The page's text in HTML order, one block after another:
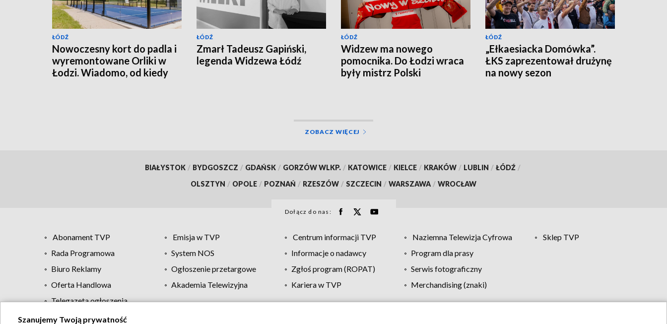
ŁÓDŹ
Nowoczesny kort do padla i
wyremontowane Orliki w
Łodzi. Wiadomo, od kiedy
ŁÓDŹ
Zmarł Tadeusz Gapiński,
legenda Widzewa Łódź
ŁÓDŹ
Widzew ma nowego
pomocnika. Do Łodzi wraca
były mistrz Polski
ŁÓDŹ
„Ełkaesiacka Domówka”.
ŁKS zaprezentował drużynę
na nowy sezon
ZOBACZ WIĘCEJ
BIAŁYSTOK / BYDGOSZCZ / GDAŃSK / GORZÓW WLKP. / KATOWICE / KIELCE / KRAKÓW / LUBLIN / ŁÓDŹ /
OLSZTYN / OPOLE / POZNAŃ / RZESZÓW / SZCZECIN / WARSZAWA / WROCŁAW
Dołącz do nas:
Abonament TVP Emisja w TVP Centrum informacji TVP Naziemna Telewizja Cyfrowa
Sklep TVP
Rada Programowa
System NOS Informacje o nadawcy
Program dla prasy
Biuro Reklamy
Ogłoszenie przetargowe Zgłoś program (ROPAT)
Serwis fotograficzny
Oferta Handlowa
Akademia Telewizyjna Kariera w TVP
Merchandising (znaki)
Telegazeta ogłoszenia
Szanujemy Twoją prywatność